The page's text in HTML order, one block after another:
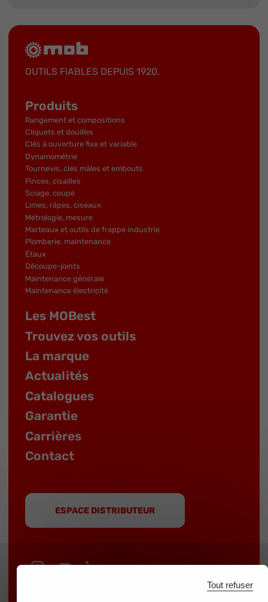
OUTILS FIABLES DEPUIS 1920.
Produits
Rangement et compositions
Cliquets et douilles
Clés à ouverture fixe et variable
Dynamométrie
Tournevis, clés mâles et embouts
Pinces, cisailles
Sciage, coupe
Limes, râpes, ciseaux
Métrologie, mesure
Marteaux et outils de frappe industrie
Plomberie, maintenance
Étaux
Découpe-joints
Maintenance générale
Maintenance électricité
Les MOBest
Trouvez vos outils
La marque
Actualités
Catalogues
Garantie
Carrières
Contact
ESPACE DISTRIBUTEUR
NOVALIA|
Tout refuser